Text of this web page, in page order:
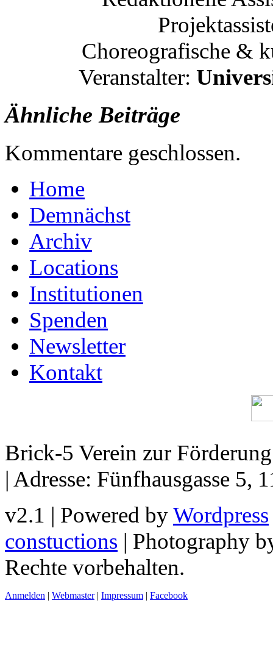
Choreografische &
Veranstalter:
Ähnliche Beiträge
Kommentare geschlossen.
Home
Demnächst
Archiv
Locations
Institutionen
Spenden
Newsletter
Kontakt
Brick-5 Verein zur
| Adresse: Fünfhausgasse 5,
v2.1 | Powered byWordpress
constuctions | Photography
Rechte vorbehalten.
Anmelden | Webmaster| Impressum | Facebook